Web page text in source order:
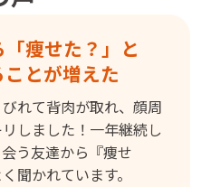
痩せた？」と
とが増えた
れて背肉が取れ、顔周
しました！一年継続し
う友達から『痩せ
聞かれています。